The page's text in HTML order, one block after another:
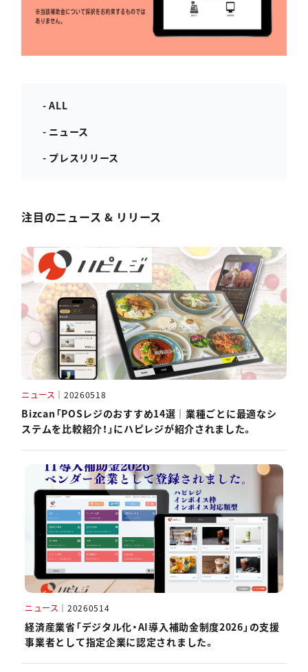
- ALL
- ニュース
- プレスリリース
注目のニュース & リリース
ニュース ｜ 20260518
Bizcan「POSレジのおすすめ14選｜業種ごとに最適なシ
ステムを比較紹介！」にハピレジが紹介されました。
ニュース ｜ 20260514
経済産業省「デジタル化・AI導入補助金制度2026」の支援
事業者として指定企業に認定されました。